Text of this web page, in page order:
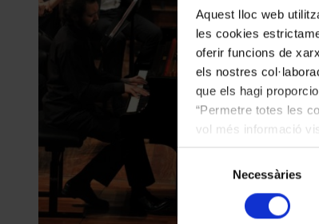
Aquest lloc web
les cookies
oferir funcions de
els nostres
que els hagi
“Permetre totes les
vol més informació
les cookies en
consentiment
Necessàries